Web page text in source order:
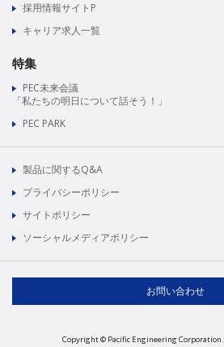
採用情報サイトP
キャリア求人一覧
特集
PEC未来会議
「私たちの明日について話そう！」
PEC PARK
製品に関するQ&A
プライバシーポリシー
サイトポリシー
ソーシャルメディアポリシー
お問い合わせ
Copyright © Pacific Engineering Corporation.